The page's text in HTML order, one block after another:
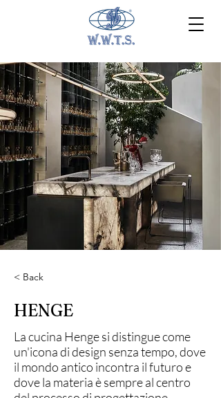
< Back
HENGE
La cucina Henge si distingue come
un'icona di design senza tempo, dove
il mondo antico incontra il futuro e
dove la materia è sempre al centro